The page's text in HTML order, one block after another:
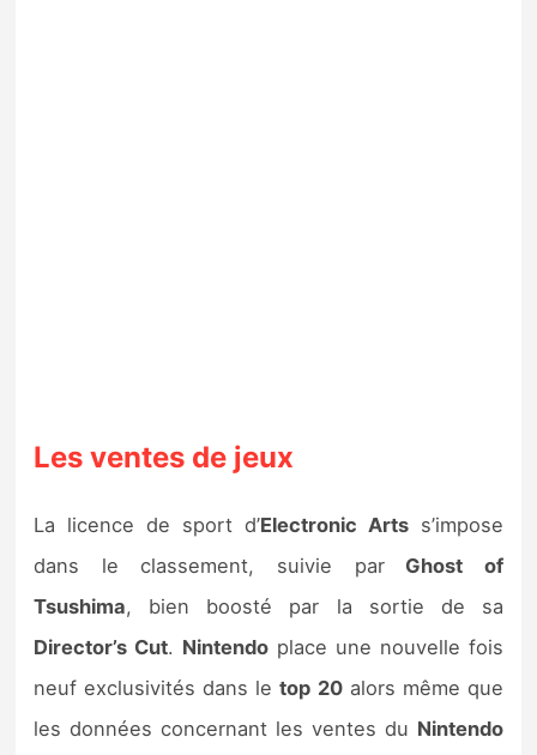
Les ventes de jeux
La licence de sport d’Electronic Artss’impose
dans le classement, suivie parGhost of
Tsushima, bien boosté par la sortie de sa
Director’s Cut. Nintendo place une nouvelle fois
neuf exclusivités dans letop 20alors même que
les données concernant les ventes du Nintendo